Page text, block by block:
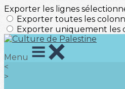
Exporter les lignes
Exporter toutes les
Exporter uniquement les
Menu
<
>